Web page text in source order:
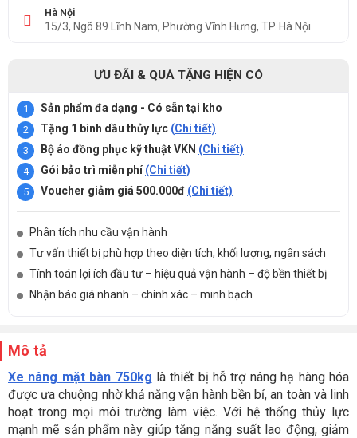
Hà Nội
15/3, Ngõ 89 Lĩnh Nam, Phường Vĩnh Hưng, TP. Hà Nội
ƯU ĐÃI & QUÀ TẶNG HIỆN CÓ
Sản phẩm đa dạng - Có sẵn tại kho
Tặng 1 bình dầu thủy lực (Chi tiết)
Bộ áo đồng phục kỹ thuật VKN (Chi tiết)
Gói bảo trì miễn phí (Chi tiết)
Voucher giảm giá 500.000đ (Chi tiết)
Phân tích nhu cầu vận hành
Tư vấn thiết bị phù hợp theo diện tích, khối lượng, ngân sách
Tính toán lợi ích đầu tư – hiệu quả vận hành – độ bền thiết bị
Nhận báo giá nhanh – chính xác – minh bạch
Mô tả
Xe nâng mặt bàn 750kg là thiết bị hỗ trợ nâng hạ hàng hóa
được ưa chuộng nhờ khả năng vận hành bền bỉ, an toàn và linh
hoạt trong mọi môi trường làm việc. Với hệ thống thủy lực
mạnh mẽ sản phẩm này giúp tăng năng suất lao động, giảm